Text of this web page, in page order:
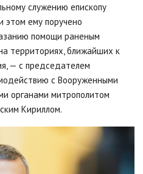
служению епископу
этом ему поручено
помощи раненым
территориях, ближайших к
— с председателем
с Вооруженными
органами митрополитом
Кириллом.